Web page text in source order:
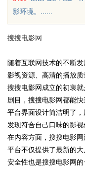
uz
影环境。......
搜搜电影网
随着互联网技术的不断
影视资源、高清的播放
搜搜电影网成立的初衷
剧目，搜搜电影网都能
平台界面设计简洁明了
发现符合自己口味的影
在内容方面，搜搜电影
平台不仅提供了最新的
安全性也是搜搜电影网
时代影视娱乐的全